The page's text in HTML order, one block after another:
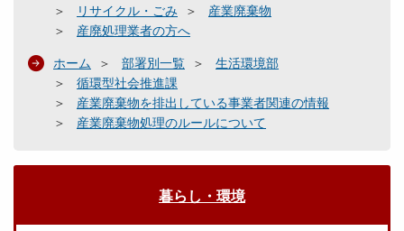
リサイクル・ごみ
産業廃棄物
産廃処理業者の方へ
ホーム 部署別一覧
生活環境部
循環型社会推進課
産業廃棄物を排出している事業者関連の情報
産業廃棄物処理のルールについて
暮らし・環境